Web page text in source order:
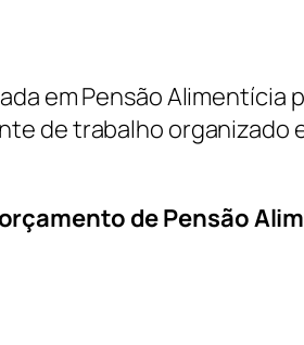
em Pensão
de trabalho
de Pensão